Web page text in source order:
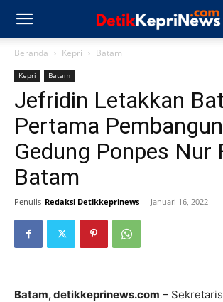
Beranda Kepri Batam
Kepri Batam
Jefridin Letakkan
Pertama
Gedung Ponpes Nur
Batam
Penulis Redaksi Detikkeprinews - Januari 16, 2022
Batam, detikkeprinews.com –